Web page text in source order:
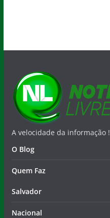
A velocidade da informação !
O Blog
Quem Faz
Salvador
Nacional